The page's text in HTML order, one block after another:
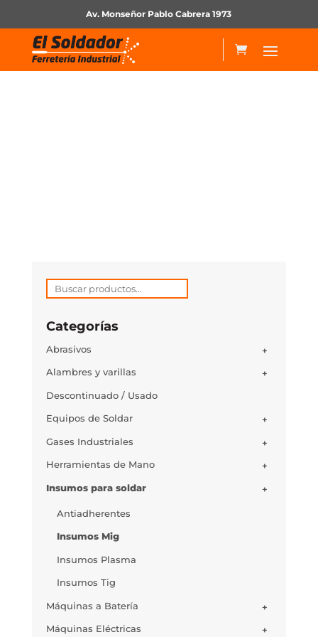
Av. Monseñor Pablo Cabrera 1973
Buscar
Categorías
+
Abrasivos
+
Alambres y varillas
Descontinuado / Usado
+
Equipos de Soldar
+
Gases Industriales
+
Herramientas de Mano
+
Insumos para soldar
Antiadherentes
Insumos Mig
Insumos Plasma
Insumos Tig
+
Máquinas a Batería
+
Máquinas Eléctricas